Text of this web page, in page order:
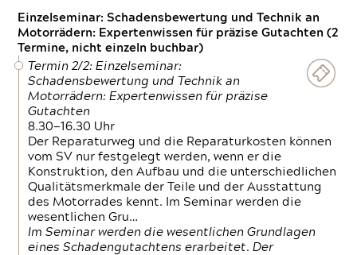
Einzelseminar: Schadensbewertung und Technik an
Motorrädern: Expertenwissen für präzise Gutachten (2
Termine, nicht einzeln buchbar)
Termin 2/2: Einzelseminar:
Schadensbewertung und Technik an
Motorrädern: Expertenwissen für präzise
Gutachten
8.30—16.30 Uhr
Der Reparaturweg und die Reparaturkosten können
vom SV nur festgelegt werden, wenn er die
Konstruktion, den Aufbau und die unterschiedlichen
Qualitätsmerkmale der Teile und der Ausstattung
des Motorrades kennt. Im Seminar werden die
wesentlichen Gru…
Im Seminar werden die wesentlichen Grundlagen
eines Schadengutachtens erarbeitet. Der